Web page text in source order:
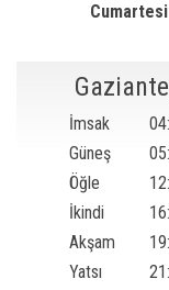
Cumartesi
İmsak
Güneş
Öğle
İkindi
Akşam
Yatsı